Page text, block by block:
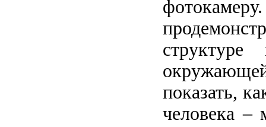
показать,
человека –